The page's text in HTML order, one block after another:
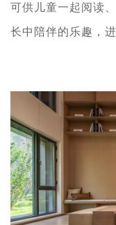
可供儿童一起阅读
长中陪伴的乐趣，